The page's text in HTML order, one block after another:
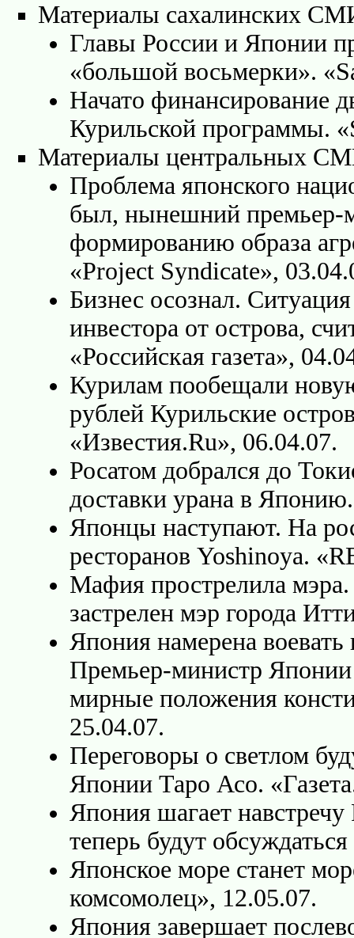
Материалы сахалинских
Главы России и Японии
«большой восьмерки».
Начато финансирование
Курильской программы.
Материалы центральных
Проблема японского
был, нынешний премьер-
формированию образа
«Project Syndicate»,
Бизнес осознал.
инвестора от острова,
«Российская газета»,
Курилам пообещали
рублей Курильские
«Известия.Ru», 06.04.07.
Росатом добрался до
доставки урана в
Японцы наступают. На
ресторанов Yoshinoya.
Мафия прострелила
застрелен мэр города
Япония намерена воевать
Премьер-министр Японии
мирные положения
25.04.07.
Переговоры о светлом
Японии Таро Асо.
Япония шагает
теперь будут
Японское море станет
комсомолец», 12.05.07.
Япония завершает